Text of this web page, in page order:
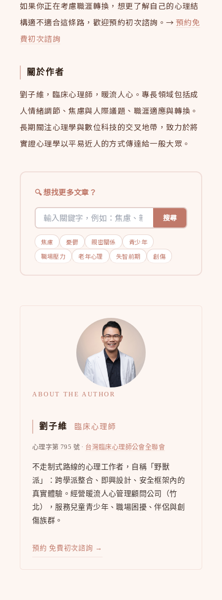
如果你正在考慮職涯轉換，想更了解自己的心理結
構適不適合這條路，歡迎預約初次諮詢。→預約免
費初次諮詢
關於作者
劉子維，臨床心理師，暖流人心。專長領域包括成
人情緒調節、焦慮與人際議題、職涯適應與轉換。
長期關注心理學與數位科技的交叉地帶，致力於將
實證心理學以平易近人的方式傳達給一般大眾。
想找更多文章？
搜尋
焦慮 憂鬱 親密關係
青少年
職場壓力
老年心理 失智前期 創傷
ABOUT THE AUTHOR
劉子維 臨床心理師
心理字第 795 號 · 台灣臨床心理師公會全聯會
不走制式路線的心理工作者，自稱「野獸
派」：跨學派整合、即興設計、安全框架內的
真實體驗。經營暖流人心管理顧問公司（竹
北），服務兒童青少年、職場困擾、伴侶與創
傷族群。
預約 免費初次諮詢 →